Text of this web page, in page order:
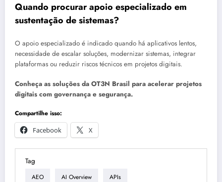
Quando procurar apoio especializado em
sustentação de sistemas?
O apoio especializado é indicado quando há aplicativos lentos,
necessidade de escalar soluções, modernizar sistemas, integrar
plataformas ou reduzir riscos técnicos em projetos digitais.
Conheça as soluções da OT3N Brasil para acelerar projetos
digitais com governança e segurança.
Compartilhe isso:
Facebook
X
Tag
AEO AI Overview APIs